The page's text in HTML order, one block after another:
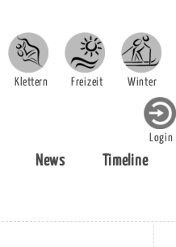
Klettern Freizeit Winter
Login
News Timeline